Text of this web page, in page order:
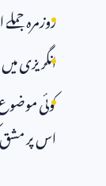
روزمرہ
انگریزی
کوئی
اس پر